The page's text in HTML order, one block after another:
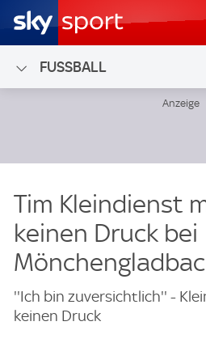
FUSSBALL
Tim Kleindienst
keinen Druck bei
''Ich bin zuversichtlich'' -
keinen Druck